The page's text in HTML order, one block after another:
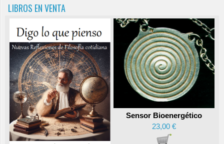
LIBROS EN VENTA
Sensor Bioenergético
23,00 €